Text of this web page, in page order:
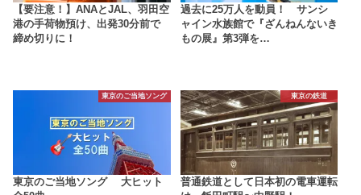
【要注意！】ANAとJAL、羽田空
港の手荷物預け、出発30分前で
締め切りに！
過去に25万人を動員！ サンシ
ャイン水族館で『ざんねんないき
もの展』第3弾を…
東京のご当地ソング
東京のご当地ソング 大ヒット
東京の鉄道
普通鉄道として日本初の電車運転